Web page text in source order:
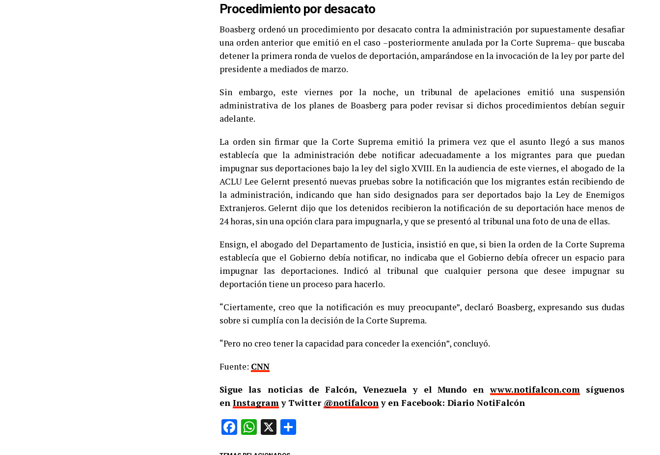
Procedimiento por desacato
Boasberg ordenó un procedimiento por desacato contra la administración por supuestamente desafiar
una orden anterior que emitió en el caso –posteriormente anulada por la Corte Suprema– que buscaba
detener la primera ronda de vuelos de deportación, amparándose en la invocación de la ley por parte del
presidente a mediados de marzo.
Sin embargo, este viernes por la noche, un tribunal de apelaciones emitió una suspensión
administrativa de los planes de Boasberg para poder revisar si dichos procedimientos debían seguir
adelante.
La orden sin firmar que la Corte Suprema emitió la primera vez que el asunto llegó a sus manos
establecía que la administración debe notificar adecuadamente a los migrantes para que puedan
impugnar sus deportaciones bajo la ley del siglo XVIII. En la audiencia de este viernes, el abogado de la
ACLU Lee Gelernt presentó nuevas pruebas sobre la notificación que los migrantes están recibiendo de
la administración, indicando que han sido designados para ser deportados bajo la Ley de Enemigos
Extranjeros. Gelernt dijo que los detenidos recibieron la notificación de su deportación hace menos de
24 horas, sin una opción clara para impugnarla, y que se presentó al tribunal una foto de una de ellas.
Ensign, el abogado del Departamento de Justicia, insistió en que, si bien la orden de la Corte Suprema
establecía que el Gobierno debía notificar, no indicaba que el Gobierno debía ofrecer un espacio para
impugnar las deportaciones. Indicó al tribunal que cualquier persona que desee impugnar su
deportación tiene un proceso para hacerlo.
“Ciertamente, creo que la notificación es muy preocupante”, declaró Boasberg, expresando sus dudas
sobre si cumplía con la decisión de la Corte Suprema.
“Pero no creo tener la capacidad para conceder la exención”, concluyó.
Fuente: CNN
Sigue las noticias de Falcón, Venezuela y el Mundo enwww.notifalcon.comsíguenos
en Instagramy Twitter @notifalcony en Facebook: Diario NotiFalcón
Facebook
WhatsApp
X